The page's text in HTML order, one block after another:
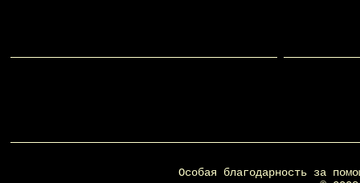
Особая благодарность за